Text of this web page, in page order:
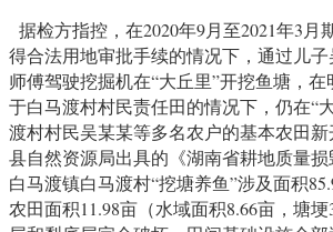
据检方指控，在2020年9月至2021年3月
得合法用地审批手续的情况下，通过儿
师傅驾驶挖掘机在“大丘里”开挖鱼塘，在
于白马渡村村民责任田的情况下，仍在“
渡村村民吴某某等多名农户的基本农田
县自然资源局出具的《湖南省耕地质量损
白马渡镇白马渡村“挖塘养鱼”涉及面积
农田面积11.98亩（水域面积8.66亩，塘